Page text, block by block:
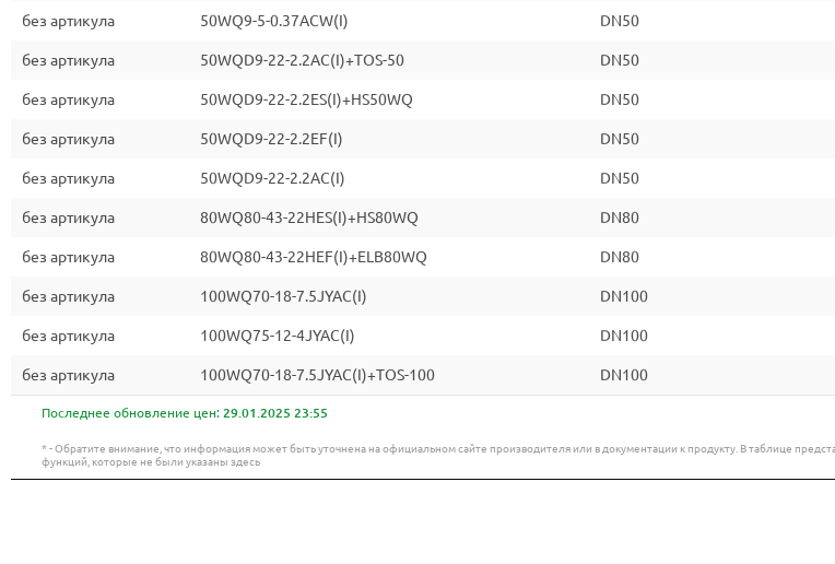
без артикула 50WQ9-5-0.37ACW(I) DN50
без артикула 50WQD9-22-2.2AC(I)+TOS-50 DN50
без артикула 50WQD9-22-2.2ES(I)+HS50WQ DN50
без артикула 50WQD9-22-2.2EF(I) DN50
без артикула 50WQD9-22-2.2AC(I) DN50
без артикула 80WQ80-43-22HES(I)+HS80WQ DN80
без артикула 80WQ80-43-22HEF(I)+ELB80WQ DN80
без артикула 100WQ70-18-7.5JYAC(I) DN100
без артикула 100WQ75-12-4JYAC(I) DN100
без артикула 100WQ70-18-7.5JYAC(I)+TOS-100 DN100
Последнее обновление цен: 29.01.2025 23:55
* - Обратите внимание, что информация может быть уточнена на официальном сайте производителя или в документации к продукту. В таблице
функций, которые не были указаны здесь